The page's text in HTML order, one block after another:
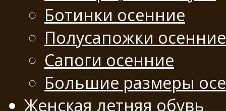
Ботинки осенние
Полусапожки осенние
Сапоги осенние
Большие размеры
Женская летняя обувь